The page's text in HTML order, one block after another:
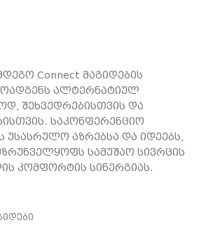
Connect მაგიდების
ალტერნატიულ
შეხვედრებისთვის და
საკონფერენციო
უსასრულო აზრებსა და იდეებს,
სამუშაო სივრცის
კომფორტის სინერგიას.